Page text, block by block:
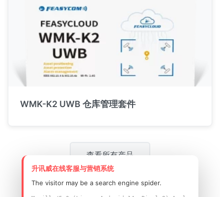
WMK-K2 UWB 仓库管理套件
查看所有产品
升讯威在线客服与营销系统
The visitor may be a search engine spider.